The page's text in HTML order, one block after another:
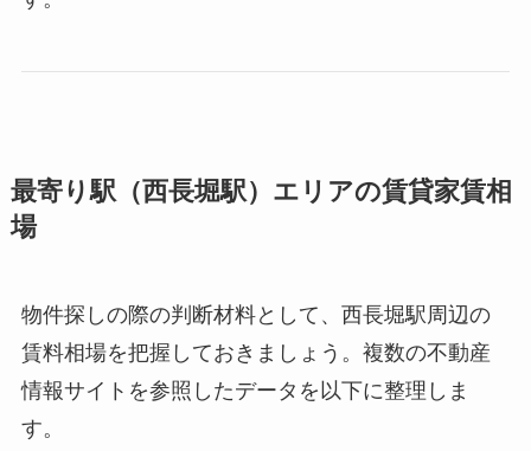
最寄り駅（西長堀駅）エリアの賃貸家賃相
場
物件探しの際の判断材料として、西長堀駅周辺の
賃料相場を把握しておきましょう。複数の不動産
情報サイトを参照したデータを以下に整理しま
す。